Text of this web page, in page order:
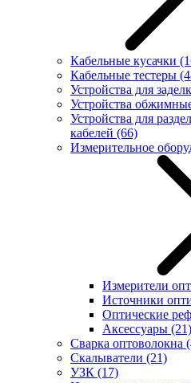
Кабельные кусачки
Кабельные тестеры
Устройства для
Устройства
Устройства для
кабелей (66)
Измерительное
Измерители
Источники
Оптические
Аксессуары (21)
Сварка оптоволокна
Скалыватели (21)
УЗК (17)